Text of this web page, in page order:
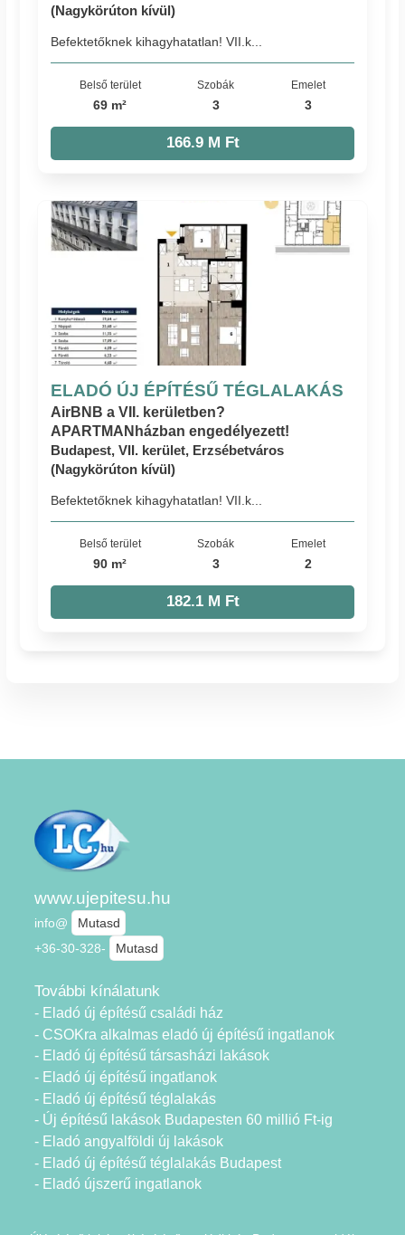
(Nagykörúton kívül)
Befektetőknek kihagyhatatlan! VII.k...
Belső terület
69 m²
Szobák
3
Emelet
3
166.9 M Ft
ELADÓ ÚJ ÉPÍTÉSŰ TÉGLALAKÁS
AirBNB a VII. kerületben?
APARTMANházban engedélyezett!
Budapest, VII. kerület, Erzsébetváros
(Nagykörúton kívül)
Befektetőknek kihagyhatatlan! VII.k...
Belső terület
90 m²
Szobák
3
Emelet
2
182.1 M Ft
www.ujepitesu.hu
info@
Mutasd
+36-30-328-
Mutasd
További kínálatunk
- Eladó új építésű családi ház
- CSOKra alkalmas eladó új építésű ingatlanok
- Eladó új építésű társasházi lakások
- Eladó új építésű ingatlanok
- Eladó új építésű téglalakás
- Új építésű lakások Budapesten 60 millió Ft-ig
- Eladó angyalföldi új lakások
- Eladó új építésű téglalakás Budapest
- Eladó újszerű ingatlanok